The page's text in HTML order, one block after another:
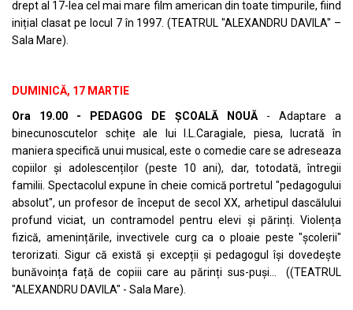
drept al 17-lea cel mai mare film american din toate timpurile, fiind
inițial clasat pe locul 7 în 1997. (TEATRUL "ALEXANDRU DAVILA" –
Sala Mare).
DUMINICĂ, 17 MARTIE
Ora 19.00 - PEDAGOG DE ȘCOALĂ NOUĂ- Adaptare a
binecunoscutelor schițe ale lui I.L.Caragiale, piesa, lucrată în
maniera specifică unui musical, este o comedie care se adreseaza
copiilor și adolescenților (peste 10 ani), dar, totodată, întregii
familii. Spectacolul expune în cheie comică portretul "pedagogului
absolut", un profesor de început de secol XX, arhetipul dascălului
profund viciat, un contramodel pentru elevi și părinți. Violența
fizică, amenințările, invectivele curg ca o ploaie peste "școlerii"
terorizati. Sigur că există și excepții și pedagogul își dovedește
bunăvoința față de copiii care au părinți sus-puși… ((TEATRUL
"ALEXANDRU DAVILA" - Sala Mare).